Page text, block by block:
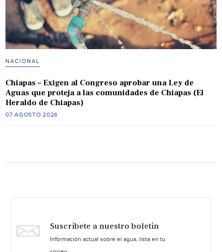
NACIONAL
Chiapas – Exigen al Congreso aprobar una Ley de
Aguas que proteja a las comunidades de Chiapas (El
Heraldo de Chiapas)
07 AGOSTO 2026
Suscríbete a nuestro boletín
Información actual sobre el agua, lista en tu